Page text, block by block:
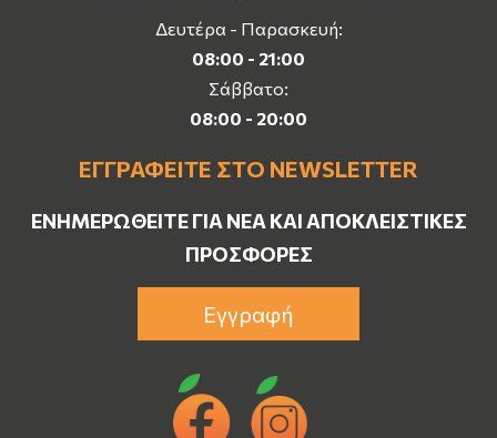
Δευτέρα - Παρασκευή:
08:00 - 21:00
Σάββατο:
08:00 - 20:00
ΕΓΓΡΑΦΕΊΤΕ ΣΤΟ NEWSLETTER
ΕΝΗΜΕΡΩΘΕΊΤΕ ΓΙΑ ΝΈΑ ΚΑΙ ΑΠΟΚΛΕΙΣΤΙΚΈΣ
ΠΡΟΣΦΟΡΈΣ
Εγγραφή